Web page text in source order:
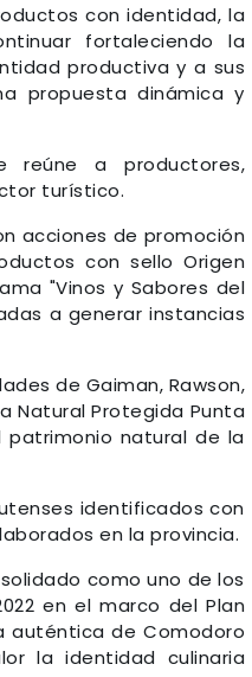
con identidad, la
fortaleciendo la
productiva y a sus
propuesta dinámica y
reúne a productores,
turístico.
acciones de promoción
con sello Origen
"Vinos y Sabores del
a generar instancias
de Gaiman, Rawson,
Natural Protegida Punta
patrimonio natural de la
identificados con
en la provincia.
como uno de los
en el marco del Plan
auténtica de Comodoro
la identidad culinaria